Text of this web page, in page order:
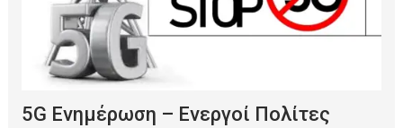
5G Ενημέρωση – Ενεργοί Πολίτες